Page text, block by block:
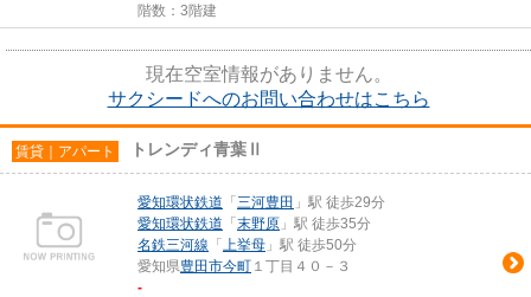
階数：3階建
現在空室情報がありません。
サクシードへのお問い合わせはこちら
賃貸｜アパート トレンディ青葉Ⅱ
愛知環状鉄道 「 三河豊田 」駅 徒歩29分
愛知環状鉄道 「 末野原 」駅 徒歩35分
名鉄三河線 「 上挙母 」駅 徒歩50分
愛知県豊田市今町 １丁目４０－３
-